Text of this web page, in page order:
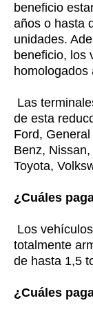
beneficio
años o hasta
unidades.
beneficio, los
homologados
Las
de esta
Ford,
Benz,
Toyota,
¿Cuáles
Los
totalmente
de hasta 1,5
¿Cuáles